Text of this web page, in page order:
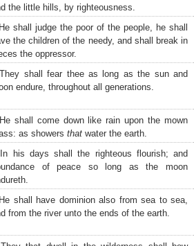
the little hills, by righteousness.
He shall judge the poor of the people, he shall
the children of the needy, and shall break in
the oppressor.
They shall fear thee as long as the sun and
endure, throughout all generations.
He shall come down like rain upon the mown
as showers that water the earth.
In his days shall the righteous flourish; and
of peace so long as the moon
He shall have dominion also from sea to sea,
from the river unto the ends of the earth.